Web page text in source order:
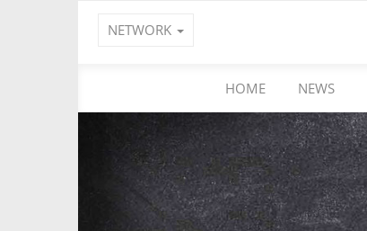
NETWORK
HOME NEWS